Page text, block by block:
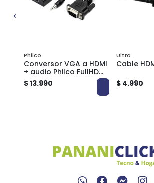
Philco
Conversor VGA a HDMI
+ audio Philco FullHD
plug and Play 08118
$ 13.990
Ultra
Cable
$ 4.990